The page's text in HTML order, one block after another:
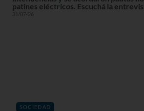
patines eléctricos. Escuchá la
31/07/26
SOCIEDAD